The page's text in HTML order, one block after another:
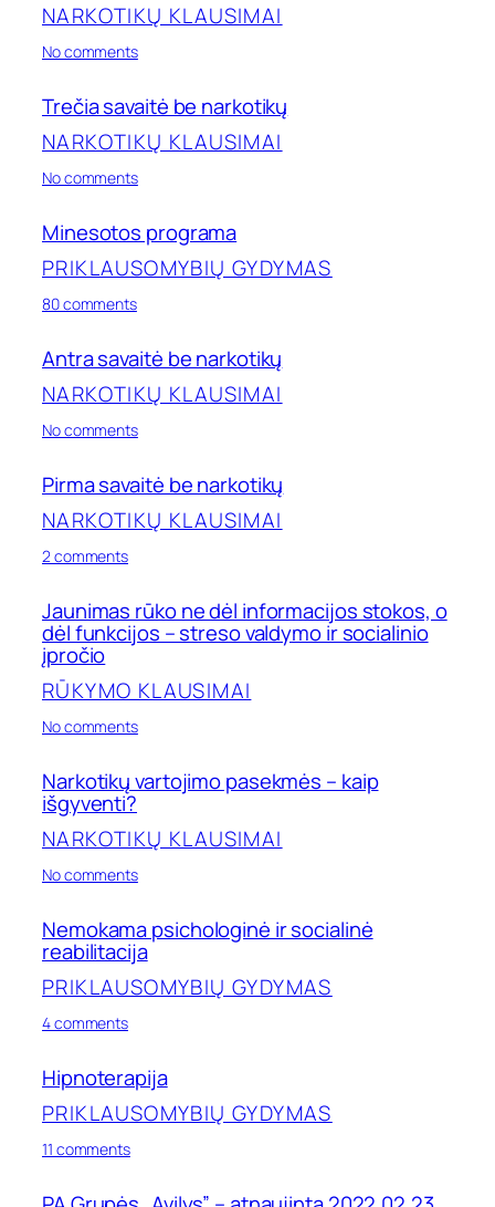
NARKOTIKŲ KLAUSIMAI
No commentson
abstinenciją?
Kokainas
ir
kiti
Trečia savaitė be narkotikų
NARKOTIKŲ KLAUSIMAI
No commentson
be
narkotikų
Minesotos programa
PRIKLAUSOMYBIŲ GYDYMAS
80 commentson
Antra savaitė be narkotikų
NARKOTIKŲ KLAUSIMAI
No commentson
be
narkotikų
Pirma savaitė be narkotikų
NARKOTIKŲ KLAUSIMAI
2 commentson
be
narkotikų
Jaunimas rūko ne dėl informacijos stokos, o
dėl funkcijos – streso valdymo ir socialinio
įpročio
RŪKYMO KLAUSIMAI
No commentson
ne
dėl
informacijos
stokos,
o
–
streso
valdymo
ir
Narkotikų vartojimo pasekmės – kaip
išgyventi?
NARKOTIKŲ KLAUSIMAI
No commentson
pasekmės
–
kaip
išgyventi?
Nemokama psichologinė ir socialinė
reabilitacija
PRIKLAUSOMYBIŲ GYDYMAS
4 commentson
ir
socialinė
reabilitacija
Hipnoterapija
PRIKLAUSOMYBIŲ GYDYMAS
11 commentson